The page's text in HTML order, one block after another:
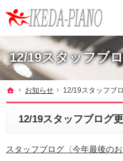
12/19スタッフブ
調律やクリーニングも行っています。
ホーム
お知らせ 12/19スタッフブ
12/19スタッフブログ
スタッフブログ〈今年最後のお